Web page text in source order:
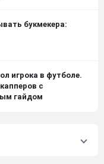
букмекера:
игрока в футболе.
с
гайдом